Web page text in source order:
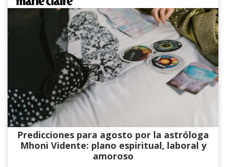
Predicciones para agosto por la astróloga
Mhoni Vidente: plano espiritual, laboral y
amoroso